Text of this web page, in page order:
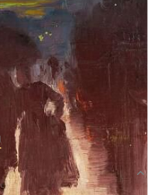
320 Seiten
ISBN: 978-3-
55207507-8